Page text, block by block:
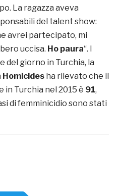
La ragazza aveva
del talent show:
avrei partecipato, mi
uccisa. Ho paura“. I
del giorno in Turchia, la
Homicidesha rilevato che il
in Turchia nel 2015 è 91,
di femminicidio sono stati